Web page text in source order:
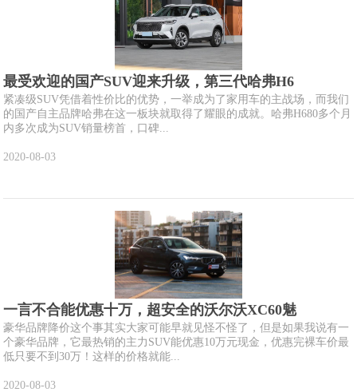
最受欢迎的国产SUV迎来升级，第三代哈弗H6
紧凑级SUV凭借着性价比的优势，一举成为了家用车的主战场，而我们
的国产自主品牌哈弗在这一板块就取得了耀眼的成就。哈弗H680多个月
内多次成为SUV销量榜首，口碑...
2020-08-03
一言不合能优惠十万，超安全的沃尔沃XC60魅
豪华品牌降价这个事其实大家可能早就见怪不怪了，但是如果我说有一
个豪华品牌，它最热销的主力SUV能优惠10万元现金，优惠完裸车价最
低只要不到30万！这样的价格就能...
2020-08-03